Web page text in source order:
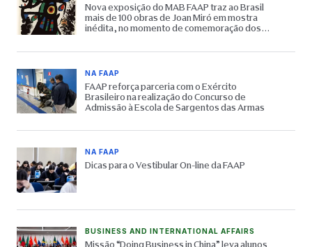
Nova exposição do MAB FAAP traz ao Brasil
mais de 100 obras de Joan Miró em mostra
inédita, no momento de comemoração dos
NA FAAP
FAAP reforça parceria com o Exército
Brasileiro na realização do Concurso de
Admissão à Escola de Sargentos das Armas
NA FAAP
Dicas para o Vestibular On-line da FAAP
BUSINESS AND INTERNATIONAL AFFAIRS
Missão “Doing Business in China” leva alunos